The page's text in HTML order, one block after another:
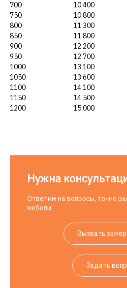
700
10 400
750
10 800
800
11 300
850
11 800
900
12 200
950
12 700
1000
13 100
1050
13 600
1100
14 100
1150
14 500
1200
15 000
Нужна
Ответим на вопросы, точно
мебели
Вызвать
Задать